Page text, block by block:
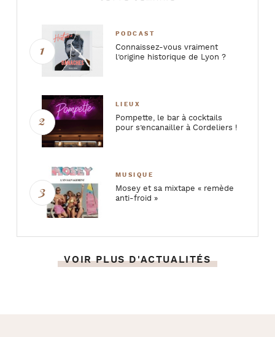
PODCAST
Connaissez-vous vraiment
l’origine historique de Lyon ?
LIEUX
Pompette, le bar à cocktails
pour s’encanailler à Cordeliers !
MUSIQUE
Mosey et sa mixtape « remède
anti-froid »
VOIR PLUS D'ACTUALITÉS